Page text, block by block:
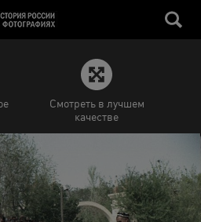
Смотреть в лучшем
качестве